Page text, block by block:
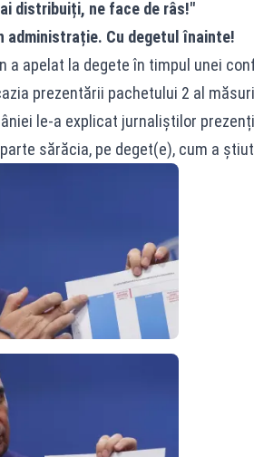
distribuiți, ne face de râs!"
administrație. Cu degetul înainte!
a apelat la degete în timpul unei
prezentării pachetului 2 al
le-a explicat jurnaliștilor
sărăcia, pe deget(e), cum a